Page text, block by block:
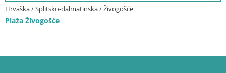
Hrvaška / Splitsko-dalmatinska / Živogošće
Plaža Živogošće